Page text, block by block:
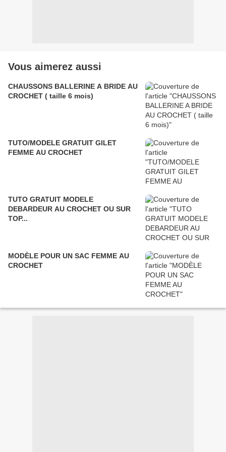
Vous aimerez aussi
CHAUSSONS BALLERINE A BRIDE AU
CROCHET ( taille 6 mois)
TUTO/MODELE GRATUIT GILET
FEMME AU CROCHET
TUTO GRATUIT MODELE
DEBARDEUR AU CROCHET OU SUR
TOP...
MODÈLE POUR UN SAC FEMME AU
CROCHET